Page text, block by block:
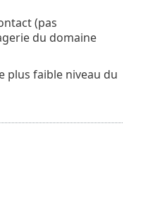
(pas
du domaine
plus faible niveau du